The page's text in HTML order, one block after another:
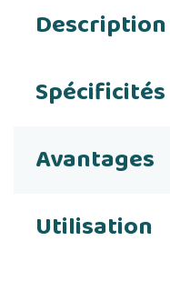
Description
Spécificités
Avantages
Utilisation